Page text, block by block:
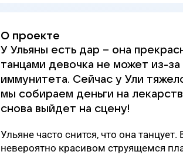
О проекте
У Ульяны есть дар – она
танцами девочка не может из-
иммунитета. Сейчас у Ули
мы собираем деньги на
снова выйдет на сцену!
Ульяне часто снится, что она
невероятно красивом струящемся